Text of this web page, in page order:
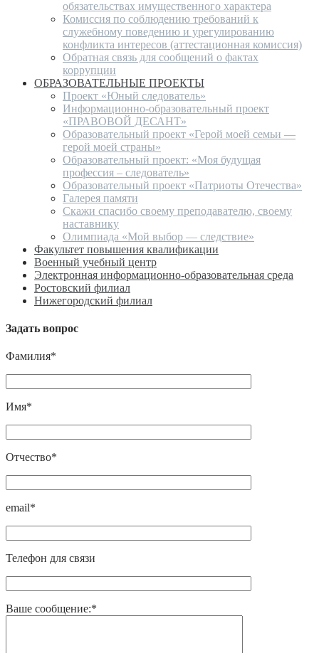
обязательствах имущественного характера
Комиссия по соблюдению требований к
служебному поведению и урегулированию
конфликта интересов (аттестационная комиссия)
Обратная связь для сообщений о фактах
коррупции
ОБРАЗОВАТЕЛЬНЫЕ ПРОЕКТЫ
Проект «Юный следователь»
Информационно-образовательный проект
«ПРАВОВОЙ ДЕСАНТ»
Образовательный проект «Герой моей семьи —
герой моей страны»
Образовательный проект: «Моя будущая
профессия – следователь»
Образовательный проект «Патриоты Отечества»
Галерея памяти
Скажи спасибо своему преподавателю, своему
наставнику
Олимпиада «Мой выбор — следствие»
Факультет повышения квалификации
Военный учебный центр
Электронная информационно-образовательная среда
Ростовский филиал
Нижегородский филиал
Задать вопрос
Фамилия*
Имя*
Отчество*
email*
Телефон для связи
Ваше сообщение:*